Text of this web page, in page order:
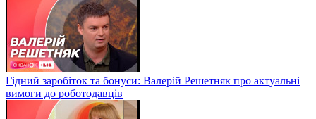
Гідний заробіток та бонуси: Валерій Решетняк про актуальні
вимоги до роботодавців